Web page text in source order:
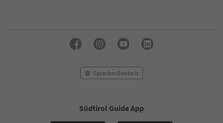
Sprache: Deutsch
Südtirol Guide App